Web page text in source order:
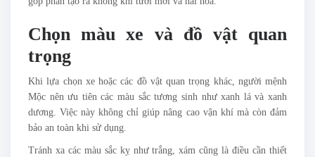
Chọn màu xe và đồ vật quan
trọng
Khi lựa chọn xe hoặc các đồ vật quan trọng khác, người mệnh
Mộc nên ưu tiên các màu sắc tương sinh như xanh lá và xanh
dương. Việc này không chỉ giúp nâng cao vận khí mà còn đảm
bảo an toàn khi sử dụng.
Tránh xa các màu sắc kỵ như trắng, xám cũng là điều cần thiết